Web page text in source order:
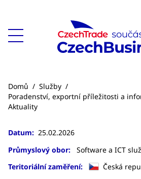
Domů / Služby /
Poradenství, exportní příležitosti a
Aktuality
Datum: 25.02.2026
Průmyslový obor:
Software a ICT
Teritoriální zaměření:
Česká